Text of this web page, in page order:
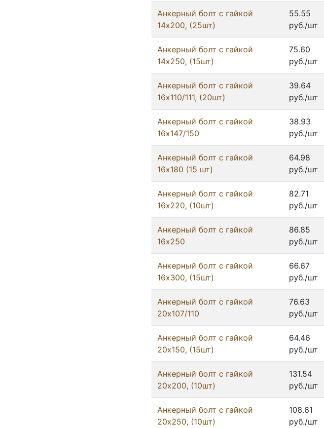
Анкерный болт с гайкой
14x200, (25шт)
55.55
руб./шт
Анкерный болт с гайкой
14x250, (15шт)
75.60
руб./шт
Анкерный болт с гайкой
16x110/111, (20шт)
39.64
руб./шт
Анкерный болт с гайкой
16x147/150
38.93
руб./шт
Анкерный болт с гайкой
16x180 (15 шт)
64.98
руб./шт
Анкерный болт с гайкой
16x220, (10шт)
82.71
руб./шт
Анкерный болт с гайкой
16x250
86.85
руб./шт
Анкерный болт с гайкой
16x300, (15шт)
66.67
руб./шт
Анкерный болт с гайкой
20x107/110
76.63
руб./шт
Анкерный болт с гайкой
20x150, (15шт)
64.46
руб./шт
Анкерный болт с гайкой
20x200, (10шт)
131.54
руб./шт
Анкерный болт с гайкой
20x250, (10шт)
108.61
руб./шт